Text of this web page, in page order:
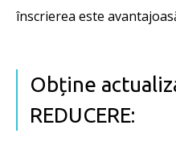
înscrierea este
Obține
REDUCERE: